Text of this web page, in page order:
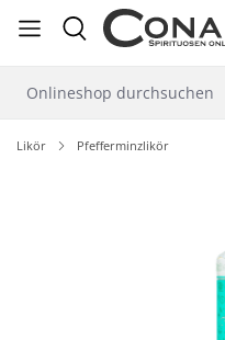
springen
Likör Pfefferminzlikör